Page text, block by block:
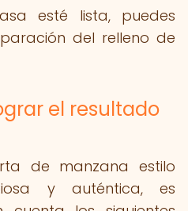
esté lista, puedes
del relleno de
el resultado
de manzana estilo
y auténtica, es